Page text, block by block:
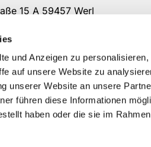
und Anzeigen zu
auf unsere Website zu
unserer Website an unsere
führen diese Informationen
haben oder die sie im
15 A 59457 Werl